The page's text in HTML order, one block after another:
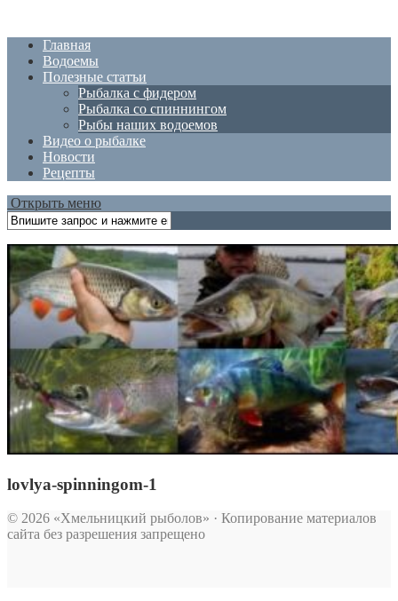
Главная
Водоемы
Полезные статъи
Рыбалка с фидером
Рыбалка со спиннингом
Рыбы наших водоемов
Видео о рыбалке
Новости
Рецепты
Открыть меню
lovlya-spinningom-1
© 2026 «Хмельницкий рыболов» · Копирование материалов
сайта без разрешения запрещено